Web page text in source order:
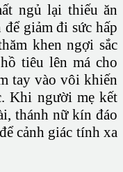
ngủ lại thiếu ăn
giảm đi sức hấp
khen ngợi sắc
tiêu lên má cho
tay vào vôi khiến
Khi người mẹ kết
thánh nữ kín đáo
cảnh giác tính xa